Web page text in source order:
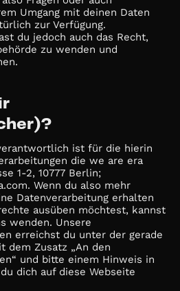
Umgang mit deinen Daten
zur Verfügung.
du jedoch auch das Recht,
zu wenden und
ist für die hierin
die we are era
1-2, 10777 Berlin;
Wenn du also mehr
Datenverarbeitung erhalten
ausüben möchtest, kannst
wenden. Unsere
erreichst du unter der gerade
dem Zusatz „An den
und bitte einem Hinweis in
dich auf diese Webseite